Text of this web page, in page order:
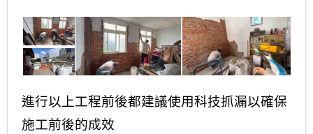
進行以上工程前後都建議使用科技抓漏以確保
施工前後的成效